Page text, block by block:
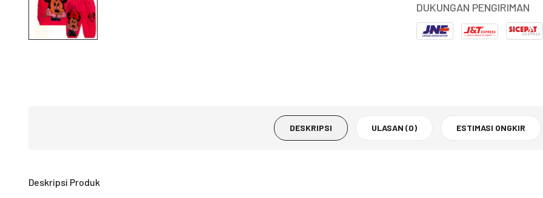
DUKUNGAN PENGIRIMAN
DESKRIPSI ULASAN (0) ESTIMASI ONGKIR
Deskripsi Produk